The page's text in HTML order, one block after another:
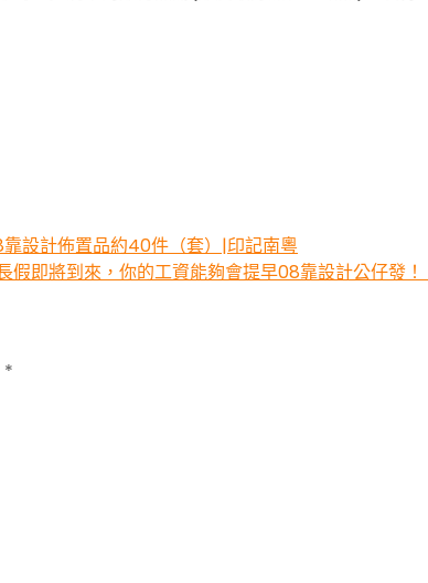
設計佈置品約40件（套）|印記南粵
假即將到來，你的工資能夠會提早08靠設計公仔發！
*